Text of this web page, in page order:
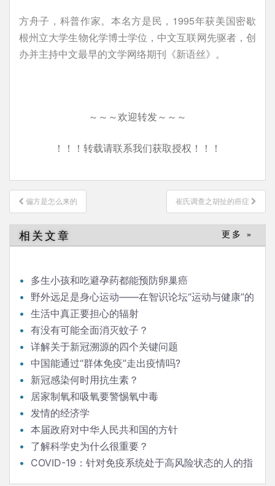
方舟子，科普作家。本名方是民，1995年获美国密歇
根州立大学生物化学博士学位，中文互联网先驱者，创
办并主持中文最早的文学网络期刊《新语丝》。
～～～欢迎转发～～～
！！！转载请联系我们获取授权！！！
文
章
导
航
偏方是怎么来的 崔氏调查之胡扯的癌症
相关文章 更多 »
多生小孩和吃避孕药都能预防卵巢癌
野外远足是身心运动——在智识论坛“运动与健康”的
发言生活中真正要担心的辐射
有没有可能全面消灭蚊子？
详解关于新冠溯源的四个关键问题
中国能通过“群体免疫”走出疫情吗?
新冠感染何时用抗生素？
居家制氧和吸氧要警惕氧中毒
发情的经济学
本届政府对中华人民共和国的方针
了解科学史为什么很重要？
COVID-19：针对免疫系统处于高风险状态的人的指